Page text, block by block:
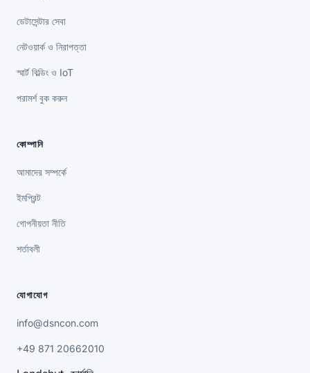
ডেটাসেন্টার সেবা
নেটওয়ার্ক ও নিরাপত্তা
স্মার্ট বিল্ডিং ও IoT
পরামর্শ বুক করুন
কোম্পানি
আমাদের সম্পর্কে
ইমপ্রিন্ট
গোপনীয়তা নীতি
শর্তাবলী
যোগাযোগ
info@dsncon.com
+49 871 20662010